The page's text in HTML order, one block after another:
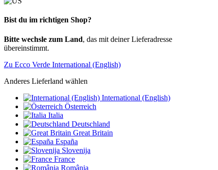
Bist du im richtigen Shop?
Bitte wechsle zum Land, das mit deiner Lieferadresse
übereinstimmt.
Zu Ecco Verde International (English)
Anderes Lieferland wählen
International (English)
Österreich
Italia
Deutschland
Great Britain
España
Slovenija
France
România